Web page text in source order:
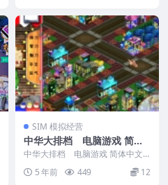
SIM 模拟经营
中华大排档 电脑游戏 简体
中文版 支援win11 win10 wi
n7
中华大排档 电脑游戏 简体中文
版 支援win11 win10 win7 &nbs...
5 年前 449 12